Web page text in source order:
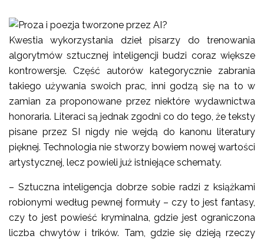
Kwestia wykorzystania dzieł pisarzy do trenowania
algorytmów sztucznej inteligencji budzi coraz większe
kontrowersje. Część autorów kategorycznie zabrania
takiego używania swoich prac, inni godzą się na to w
zamian za proponowane przez niektóre wydawnictwa
honoraria. Literaci są jednak zgodni co do tego, że teksty
pisane przez SI nigdy nie wejdą do kanonu literatury
pięknej. Technologia nie stworzy bowiem nowej wartości
artystycznej, lecz powieli już istniejące schematy.
– Sztuczna inteligencja dobrze sobie radzi z książkami
robionymi według pewnej formuły – czy to jest fantasy,
czy to jest powieść kryminalna, gdzie jest ograniczona
liczba chwytów i trików. Tam, gdzie się dzieją rzeczy